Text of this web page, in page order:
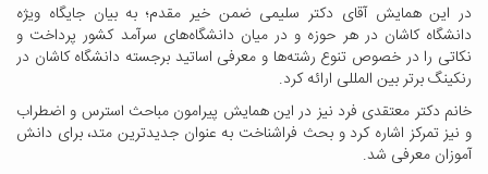
در این همایش آقای دکتر سلیمی ضمن خیر مقدم؛ به بیان جایگاه ویژه
دانشگاه کاشان در هر حوزه و در میان دانشگاه‌های سرآمد کشور پرداخت و
نکاتی را در خصوص تنوع رشته‌ها و معرفی اساتید برجسته دانشگاه کاشان در
رنکینگ برتر بین المللی ارائه کرد.
خانم دکتر معتقدی فرد نیز در این همایش پیرامون مباحث استرس و اضطراب
و نیز تمرکز اشاره کرد و بحث فراشناخت به عنوان جدیدترین متد، برای دانش
آموزان معرفی شد.